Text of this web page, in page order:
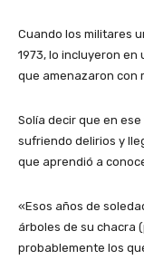
Cuando los militares
1973, lo incluyeron
que amenazaron con
Solía decir que en
sufriendo delirios y
que aprendió a
«Esos años de
árboles de su chacra
probablemente los